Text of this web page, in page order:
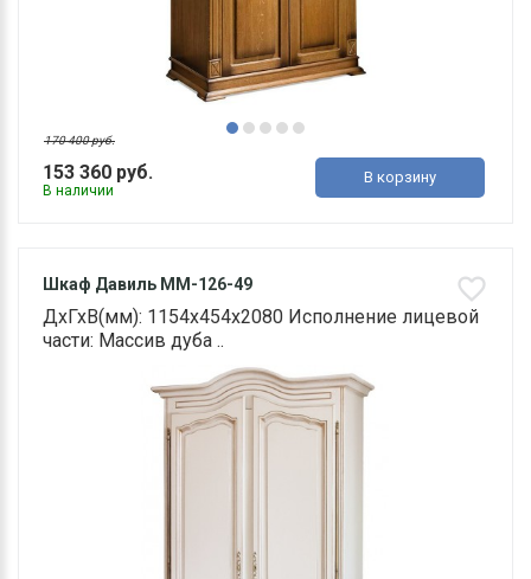
153 360 руб.
170 400 руб.
В наличии
В корзину
Шкаф Давиль ММ-126-49
ДхГхВ(мм): 1154х454х2080 Исполнение лицевой
части: Массив дуба ..